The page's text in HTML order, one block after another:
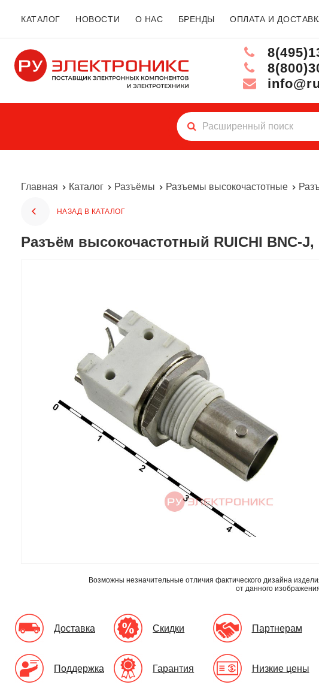
КАТАЛОГ НОВОСТИ О НАС БРЕНДЫ ОПЛАТА И
Главная Каталог Разъёмы Разъемы высокочастотные
НАЗАД В КАТАЛОГ
Разъём высокочастотный RUICHI BNC-
Возможны незначительные отличия фактического дизайна
от данного
Доставка Скидки Партнерам
Поддержка Гарантия Низкие цены